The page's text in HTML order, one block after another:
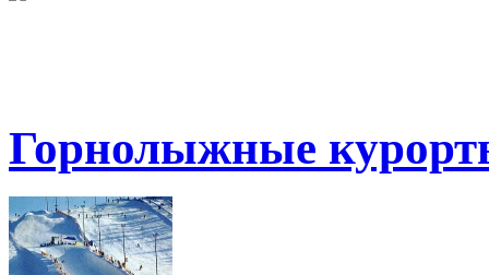
Горнолыжные